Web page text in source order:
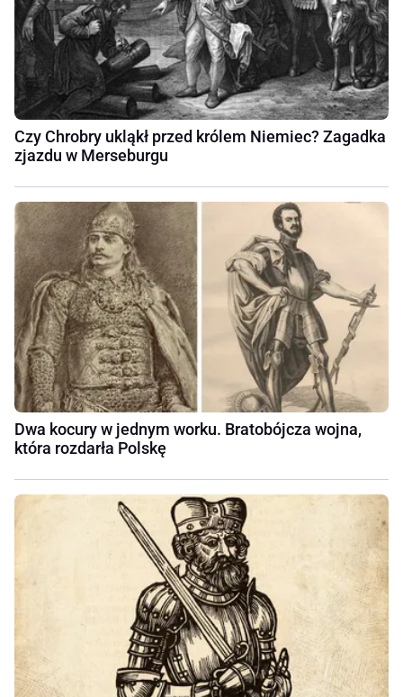
Czy Chrobry ukląkł przed królem Niemiec? Zagadka
zjazdu w Merseburgu
Dwa kocury w jednym worku. Bratobójcza wojna,
która rozdarła Polskę